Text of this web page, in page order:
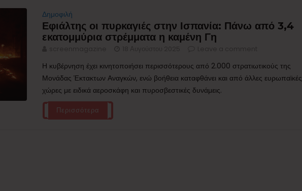
Δημοφιλή
Εφιάλτης οι πυρκαγιές στην Ισπανία: Πάνω από 3,4
εκατομμύρια στρέμματα η καμένη Γη
Η κυβέρνηση έχει κινητοποιήσει περισσότερους από 2.000 στρατιωτικούς της
Μονάδας Έκτακτων Αναγκών, ενώ βοήθεια καταφθάνει και από άλλες ευρωπαϊκές
χώρες με ειδικά αεροσκάφη και πυροσβεστικές δυνάμεις.
Περισσότερα